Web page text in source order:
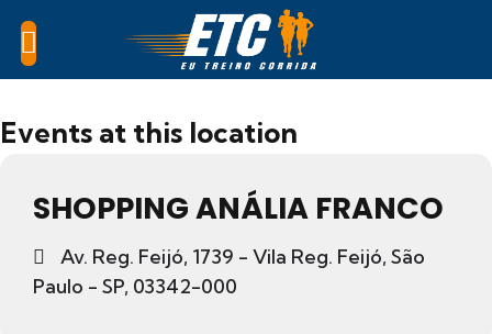
Events at this location
SHOPPING ANÁLIA FRANCO
Av. Reg. Feijó, 1739 - Vila Reg. Feijó, São
Paulo - SP, 03342-000